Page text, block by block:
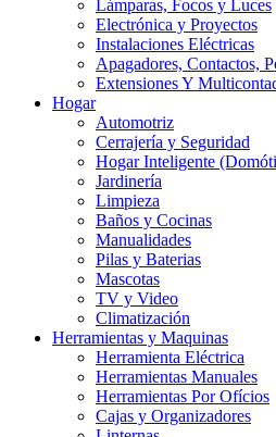
Lámparas, Focos y Luces
Electrónica y Proyectos
Instalaciones Eléctricas
Apagadores, Contactos,
Extensiones Y
Hogar
Automotriz
Cerrajería y Seguridad
Hogar Inteligente
Jardinería
Limpieza
Baños y Cocinas
Manualidades
Pilas y Baterias
Mascotas
TV y Video
Climatización
Herramientas y Maquinas
Herramienta Eléctrica
Herramientas Manuales
Herramientas Por Ofícios
Cajas y Organizadores